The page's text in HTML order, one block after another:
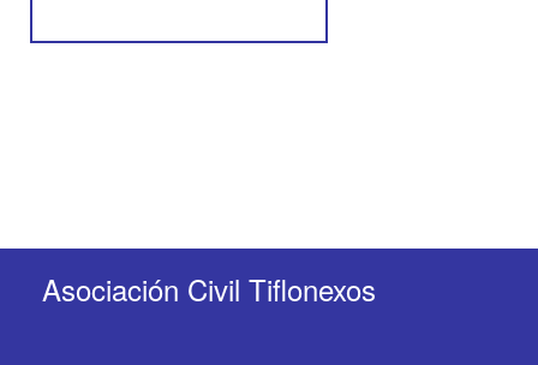
Asociación Civil Tiflonexos